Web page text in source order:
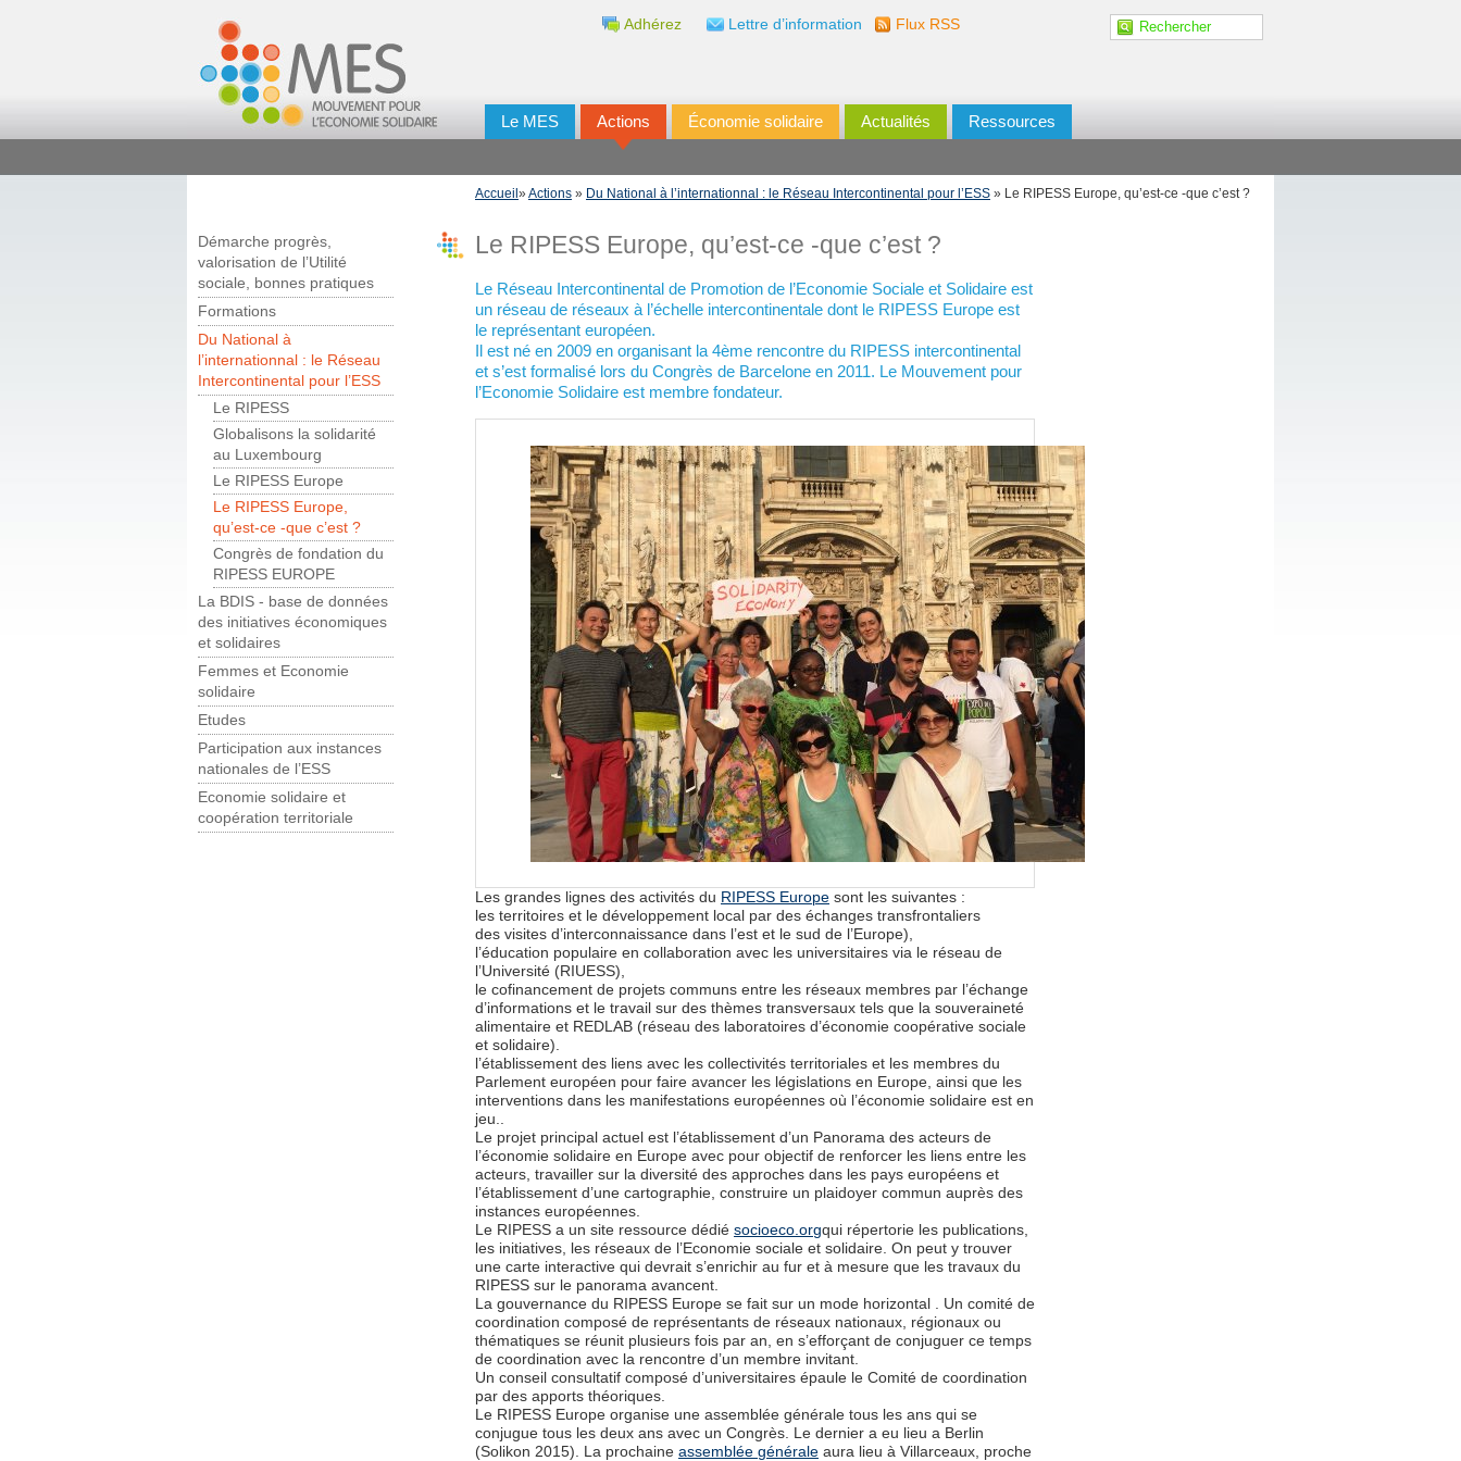
Le MES Actions Économie solidaire Actualités Ressources
Lettre d’information
Adhérez Flux RSS
Accueil »Actions » Du National à l’internationnal : le Réseau Intercontinental pour l’ESS » Le RIPESS Europe, qu’est-ce -que c’est ?
Démarche progrès,
valorisation de l’Utilité
sociale, bonnes pratiques
Formations
Du National à
l’internationnal : le Réseau
Intercontinental pour l’ESS
Le RIPESS
Globalisons la solidarité
au Luxembourg
Le RIPESS Europe
Le RIPESS Europe,
qu’est-ce -que c’est ?
Congrès de fondation du
RIPESS EUROPE
La BDIS - base de données
des initiatives économiques
et solidaires
Femmes et Economie
solidaire
Etudes
Participation aux instances
nationales de l’ESS
Economie solidaire et
coopération territoriale
Le RIPESS Europe, qu’est-ce -que c’est ?
Le Réseau Intercontinental de Promotion de l’Economie Sociale et Solidaire est
un réseau de réseaux à l’échelle intercontinentale dont le RIPESS Europe est
le représentant européen.
Il est né en 2009 en organisant la 4ème rencontre du RIPESS intercontinental
et s’est formalisé lors du Congrès de Barcelone en 2011. Le Mouvement pour
l’Economie Solidaire est membre fondateur.
Les grandes lignes des activités du RIPESS Europe sont les suivantes :
les territoires et le développement local par des échanges transfrontaliers
des visites d’interconnaissance dans l’est et le sud de l’Europe),
l’éducation populaire en collaboration avec les universitaires via le réseau de
l’Université (RIUESS),
le cofinancement de projets communs entre les réseaux membres par l’échange
d’informations et le travail sur des thèmes transversaux tels que la souveraineté
alimentaire et REDLAB (réseau des laboratoires d’économie coopérative sociale
et solidaire).
l’établissement des liens avec les collectivités territoriales et les membres du
Parlement européen pour faire avancer les législations en Europe, ainsi que les
interventions dans les manifestations européennes où l’économie solidaire est en
jeu..
Le projet principal actuel est l’établissement d’un Panorama des acteurs de
l’économie solidaire en Europe avec pour objectif de renforcer les liens entre les
acteurs, travailler sur la diversité des approches dans les pays européens et
l’établissement d’une cartographie, construire un plaidoyer commun auprès des
instances européennes.
Le RIPESS a un site ressource dédié socioeco.orgqui répertorie les publications,
les initiatives, les réseaux de l’Economie sociale et solidaire. On peut y trouver
une carte interactive qui devrait s’enrichir au fur et à mesure que les travaux du
RIPESS sur le panorama avancent.
La gouvernance du RIPESS Europe se fait sur un mode horizontal . Un comité de
coordination composé de représentants de réseaux nationaux, régionaux ou
thématiques se réunit plusieurs fois par an, en s’efforçant de conjuguer ce temps
de coordination avec la rencontre d’un membre invitant.
Un conseil consultatif composé d’universitaires épaule le Comité de coordination
par des apports théoriques.
Le RIPESS Europe organise une assemblée générale tous les ans qui se
conjugue tous les deux ans avec un Congrès. Le dernier a eu lieu a Berlin
(Solikon 2015). La prochaine assemblée générale aura lieu à Villarceaux, proche